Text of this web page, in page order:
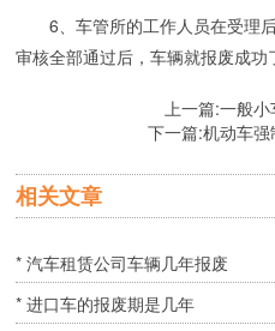
6、车管所的工作人员在受理后
审核全部通过后，车辆就报废成功
上一篇:一般小
下一篇:机动车
相关文章
* 汽车租赁公司车辆几年报废
* 进口车的报废期是几年